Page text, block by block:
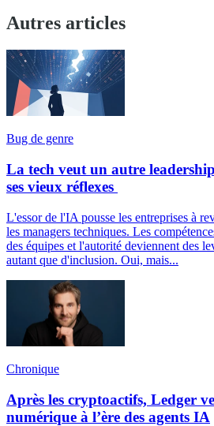
Autres articles
Bug de genre
La tech veut un autre
ses vieux réflexes
L'essor de l'IA pousse les entreprises à
les managers techniques. Les
des équipes et l'autorité deviennent des
autant que d'inclusion. Oui, mais...
Chronique
Après les cryptoactifs, Ledger
numérique à l’ère des agents IA